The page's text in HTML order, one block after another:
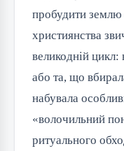
пробудити
християнства
великодній цикл:
або та, що
набувала
«волочильний
ритуального